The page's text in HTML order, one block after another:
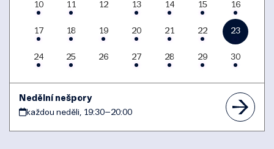
10 11 12 13 14 15 16
17 18 19 20 21 22 23
24 25 26 27 28 29 30
Nedělní nešpory
každou neděli, 19:30–20:00